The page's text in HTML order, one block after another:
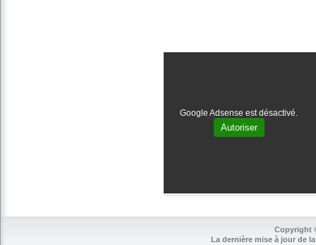
Google Adsense est désactivé.
Autoriser
Copyright
La dernière mise à jour de